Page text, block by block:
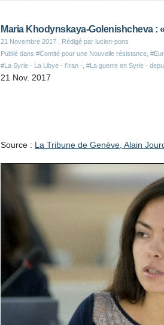
Maria Khodynskaya-Golenishcheva :
21 Novembre 2017 , Rédigé par lucien-pons
Publié dans #Comité pour une Nouvelle résistance
#La Syrie - La Libye - l'Iran - #La guerre en Syrie -
21 Nov. 2017
Source : La Tribune de Genève, Alain